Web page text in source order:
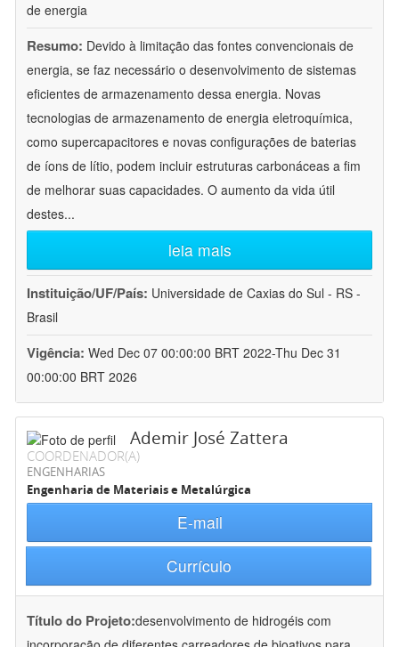
de energia
Resumo: Devido à limitação das fontes convencionais de
energia, se faz necessário o desenvolvimento de sistemas
eficientes de armazenamento dessa energia. Novas
tecnologias de armazenamento de energia eletroquímica,
como supercapacitores e novas configurações de baterias
de íons de lítio, podem incluir estruturas carbonáceas a fim
de melhorar suas capacidades. O aumento da vida útil
destes...
leia mais
Instituição/UF/País: Universidade de Caxias do Sul - RS -
Brasil
Vigência: Wed Dec 07 00:00:00 BRT 2022-Thu Dec 31
00:00:00 BRT 2026
Ademir José Zattera
COORDENADOR(A)
ENGENHARIAS
Engenharia de Materiais e Metalúrgica
E-mail
Currículo
Título do Projeto:desenvolvimento de hidrogéis com